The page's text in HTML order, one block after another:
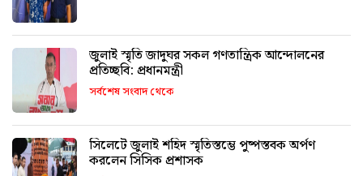
জুলাই স্মৃতি জাদুঘর সকল গণতান্ত্রিক আন্দোলনের
প্রতিচ্ছবি: প্রধানমন্ত্রী
সর্বশেষ সংবাদ থেকে
সিলেটে জুলাই শহিদ স্মৃতিস্তম্ভে পুষ্পস্তবক অর্পণ
করলেন সিসিক প্রশাসক